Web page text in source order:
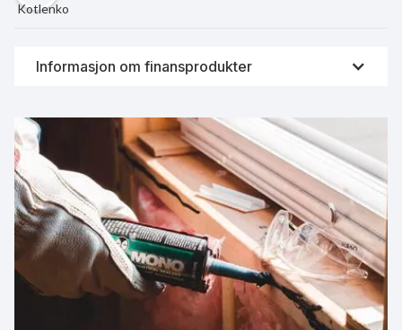
Informasjon om finansprodukter
svært strengt og regulert av Finanstilsynet i Norge.
Derfor samarbeider Fornye.no sammen med
Forbrukerrådet og Finansportalen for å innhente fersk
data fra bankene. På denne måten vil du alltid se
oppdatert informasjon om låneproduktene til enhver tid.
Data leveres i samarbeid med Finansportalen